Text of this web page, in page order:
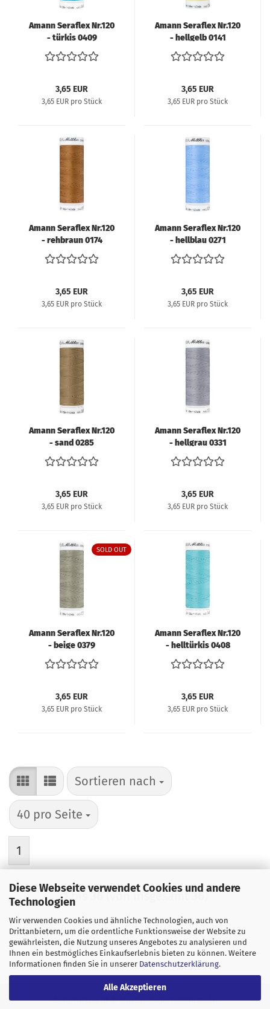
Diese Webseite verwendet Cookies und andere
Technologien
Wir verwenden Cookies und ähnliche Technologien, auch von
Drittanbietern, um die ordentliche Funktionsweise der Website zu
gewährleisten, die Nutzung unseres Angebotes zu analysieren und
Ihnen ein bestmögliches Einkaufserlebnis bieten zu können. Weitere
Informationen finden Sie in unserer Datenschutzerklärung.
Alle Akzeptieren
Amann Seraflex Nr.120
- türkis 0409
3,65 EUR
3,65 EUR pro Stück
Amann Seraflex Nr.120
- hellgelb 0141
3,65 EUR
3,65 EUR pro Stück
Amann Seraflex Nr.120
- rehbraun 0174
3,65 EUR
3,65 EUR pro Stück
Amann Seraflex Nr.120
- hellblau 0271
3,65 EUR
3,65 EUR pro Stück
Amann Seraflex Nr.120
- sand 0285
3,65 EUR
3,65 EUR pro Stück
Amann Seraflex Nr.120
- hellgrau 0331
3,65 EUR
3,65 EUR pro Stück
SOLD OUT
Amann Seraflex Nr.120
- beige 0379
3,65 EUR
3,65 EUR pro Stück
Amann Seraflex Nr.120
- helltürkis 0408
3,65 EUR
3,65 EUR pro Stück
Sortieren nach
Sortieren nach
40 pro Seite
pro Seite
1
1bis36(von insgesamt36 )
Widerrufsrecht & Muster-Widerrufsformular